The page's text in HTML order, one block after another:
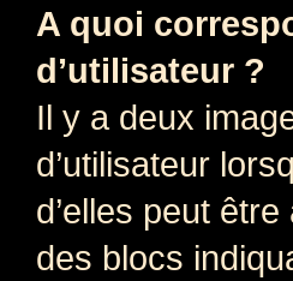
A quoi
d’utilisateur ?
Il y a deux
d’utilisateur
d’elles peut
des blocs